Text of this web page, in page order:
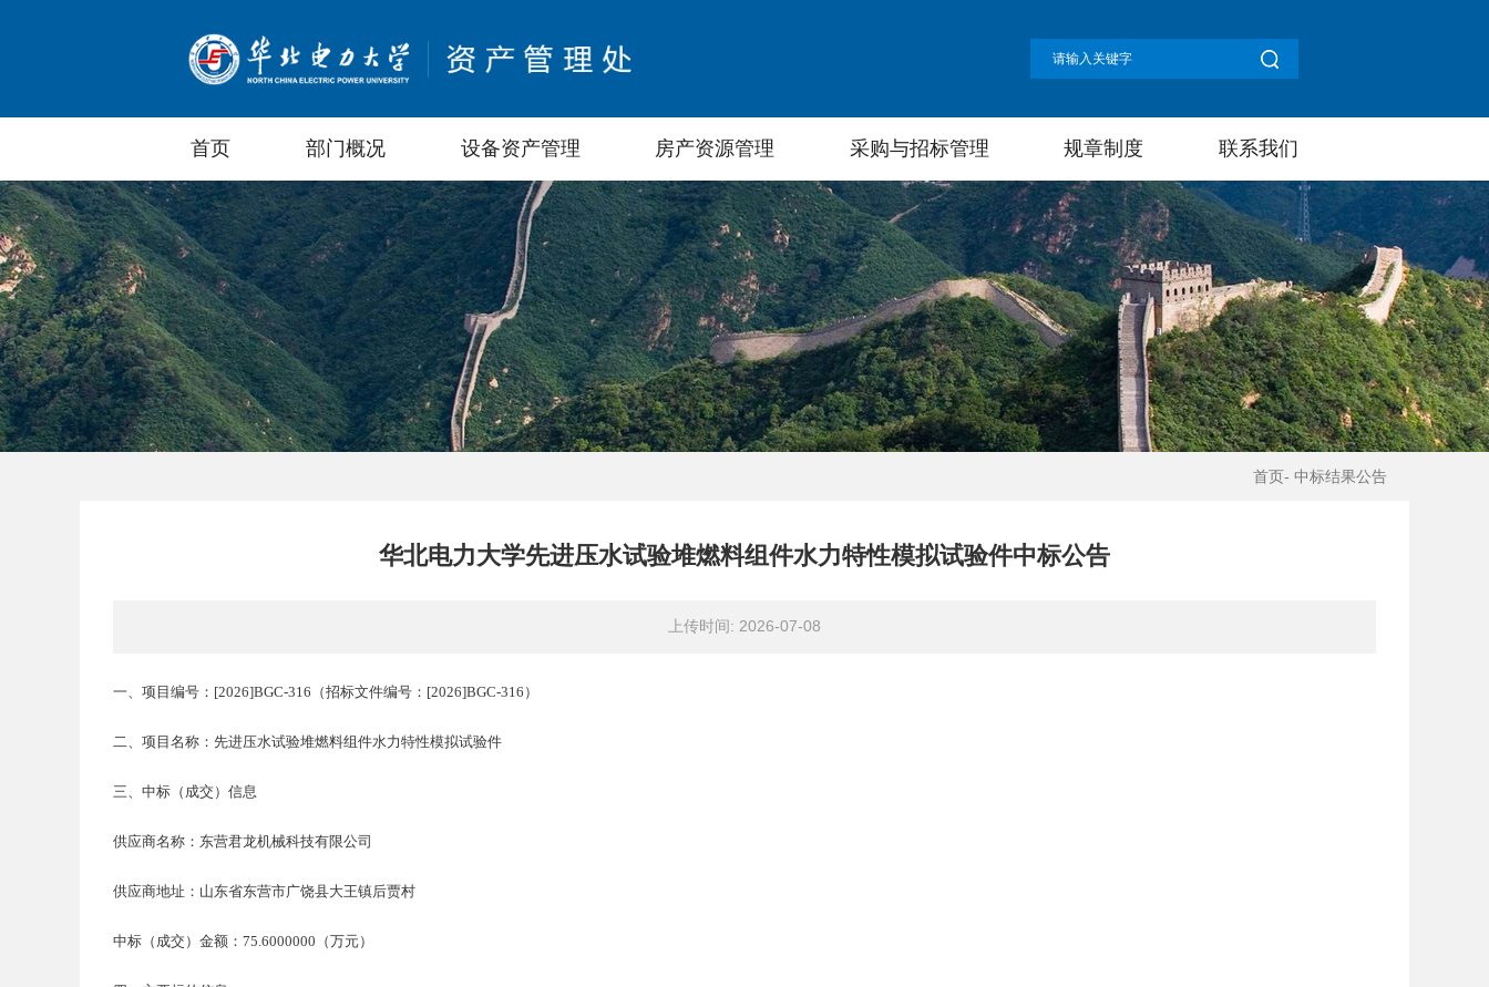
首页 部门概况 设备资产管理 房产资源管理 采购与招标管理 规章制度 联系我们
首页- 中标结果公告
华北电力大学先进压水试验堆燃料组件水力特性模拟试验件中标公告
上传时间: 2026-07-08
一、项目编号： [2026]BGC-316 （招标文件编号： [2026]BGC-316）
二、项目名称：先进压水试验堆燃料组件水力特性模拟试验件
三、中标（成交）信息
供应商名称：东营君龙机械科技有限公司
供应商地址：山东省东营市广饶县大王镇后贾村
中标（成交）金额： 75.6000000（万元）